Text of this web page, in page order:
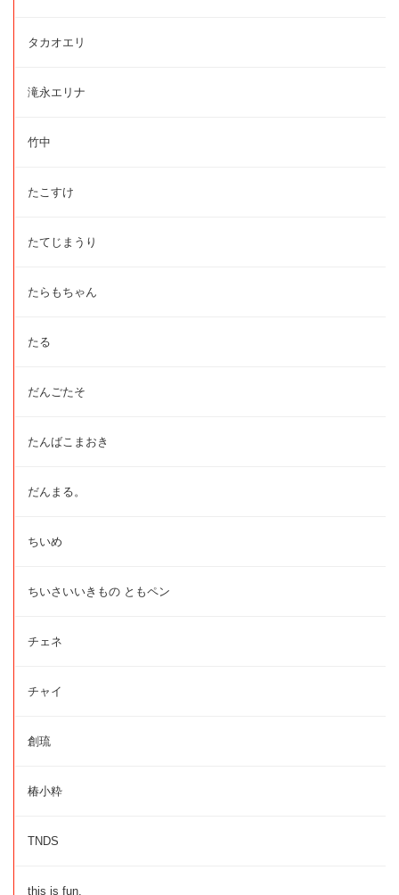
タカオエリ
滝永エリナ
竹中
たこすけ
たてじまうり
たらもちゃん
たる
だんごたそ
たんばこまおき
だんまる。
ちいめ
ちいさいいきもの ともペン
チェネ
チャイ
創琉
椿小粋
TNDS
this is fun.